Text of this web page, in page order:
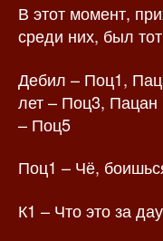
В этот момент,
среди них, был
Дебил – Поц1,
лет – Поц3,
– Поц5
Поц1 – Чё,
К1 – Что это за